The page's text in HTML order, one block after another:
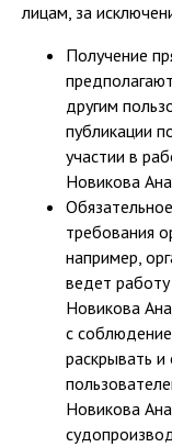
лицам, за
Получение
другим
публикации
участии в
Новикова
требования
например,
ведет
Новикова
с
раскрывать
Новикова